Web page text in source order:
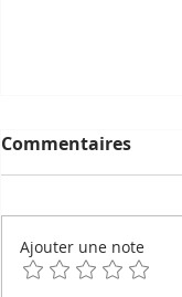
Commentaires
Ajouter une note